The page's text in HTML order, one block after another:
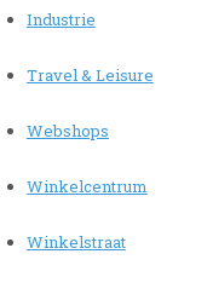
Industrie
Travel & Leisure
Webshops
Winkelcentrum
Winkelstraat